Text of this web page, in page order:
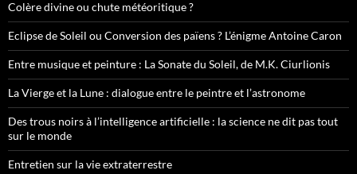
Colère divine ou chute météoritique ?
Eclipse de Soleil ou Conversion des païens ? L’énigme Antoine Caron
Entre musique et peinture : La Sonate du Soleil, de M.K. Ciurlionis
La Vierge et la Lune : dialogue entre le peintre et l’astronome
Des trous noirs à l’intelligence artificielle : la science ne dit pas tout
sur le monde
Entretien sur la vie extraterrestre